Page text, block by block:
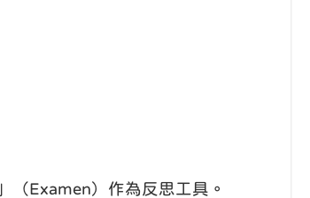
（Examen）作為反思工具。